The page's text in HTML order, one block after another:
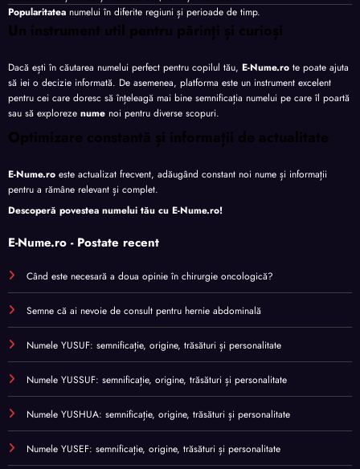
Popularitatea numelui în diferite regiuni și perioade de timp.
Un instrument util pentru părinți și curioși
Dacă ești în căutarea numelui perfect pentru copilul tău, E-Nume.ro te poate ajuta
să iei o decizie informată. De asemenea, platforma este un instrument excelent
pentru cei care doresc să înțeleagă mai bine semnificația numelui pe care îl poartă
sau să exploreze nume noi pentru diverse scopuri.
Optimizare constantă și informații de actualitate
E-Nume.ro este actualizat frecvent, adăugând constant noi nume și informații
pentru a rămâne relevant și complet.
Descoperă povestea numelui tău cu E-Nume.ro!
E-Nume.ro - Postate recent
Când este necesară a doua opinie în chirurgie oncologică?
Semne că ai nevoie de consult pentru hernie abdominală
Numele YUSUF: semnificație, origine, trăsături și personalitate
Numele YUSSUF: semnificație, origine, trăsături și personalitate
Numele YUSHUA: semnificație, origine, trăsături și personalitate
Numele YUSEF: semnificație, origine, trăsături și personalitate